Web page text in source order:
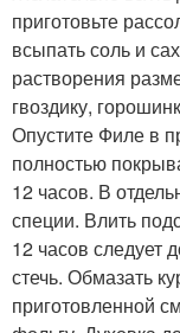
приготовьте
всыпать соль и
растворения
гвоздику,
Опустите Филе в
полностью
12 часов. В
специи. Влить
12 часов следует
стечь. Обмазать
приготовленной